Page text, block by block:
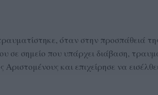
όταν στην προσπάθειά
σε σημείο που υπάρχει διάβαση,
και επιχείρησε να